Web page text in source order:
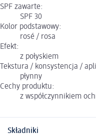
SPF zawarte:
SPF 30
Kolor podstawowy:
rosé / rosa
Efekt:
z połyskiem
Tekstura / konsystencja /
płynny
Cechy produktu:
z współczynnikiem
Składniki